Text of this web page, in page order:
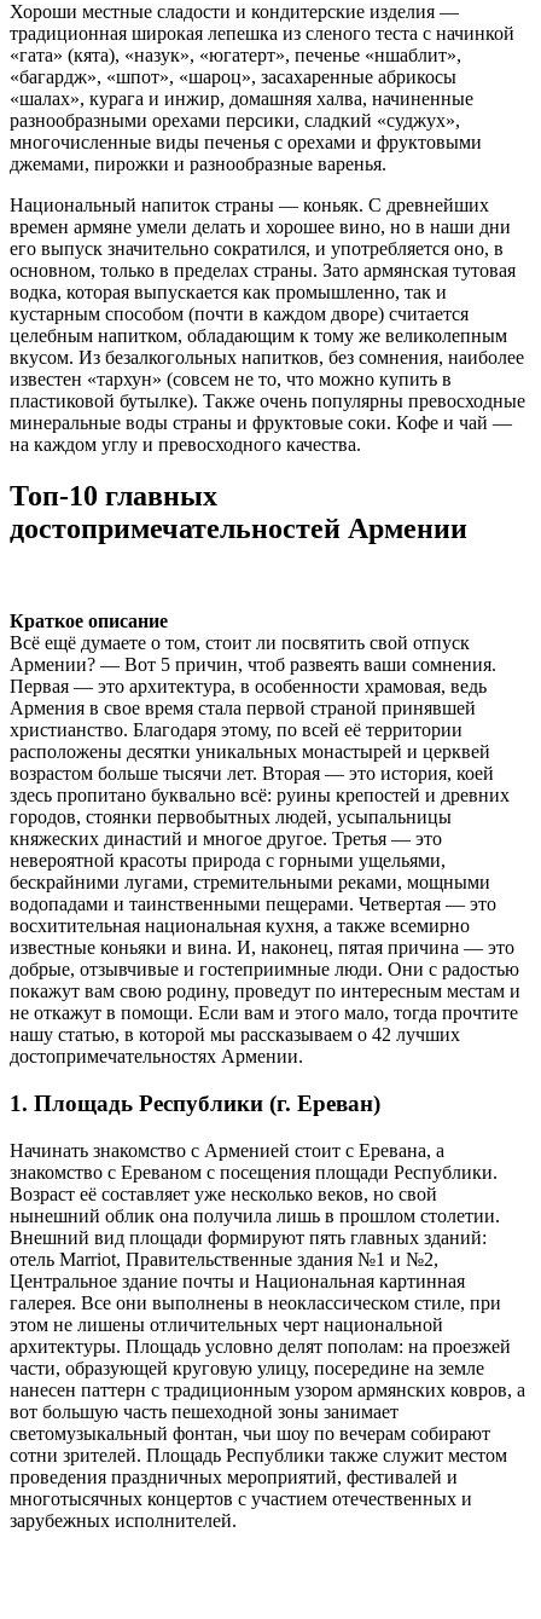
Хороши местные сладости и кондитерские изделия —
традиционная широкая лепешка из сленого теста с начинкой
«гата» (кята), «назук», «югатерт», печенье «ншаблит»,
«багардж», «шпот», «шароц», засахаренные абрикосы
«шалах», курага и инжир, домашняя халва, начиненные
разнообразными орехами персики, сладкий «суджух»,
многочисленные виды печенья с орехами и фруктовыми
джемами, пирожки и разнообразные варенья.
Национальный напиток страны — коньяк. С древнейших
времен армяне умели делать и хорошее вино, но в наши дни
его выпуск значительно сократился, и употребляется оно, в
основном, только в пределах страны. Зато армянская тутовая
водка, которая выпускается как промышленно, так и
кустарным способом (почти в каждом дворе) считается
целебным напитком, обладающим к тому же великолепным
вкусом. Из безалкогольных напитков, без сомнения, наиболее
известен «тархун» (совсем не то, что можно купить в
пластиковой бутылке). Также очень популярны превосходные
минеральные воды страны и фруктовые соки. Кофе и чай —
на каждом углу и превосходного качества.
Топ-10 главных
достопримечательностей Армении
Краткое описание
Всё ещё думаете о том, стоит ли посвятить свой отпуск
Армении? — Вот 5 причин, чтоб развеять ваши сомнения.
Первая — это архитектура, в особенности храмовая, ведь
Армения в свое время стала первой страной принявшей
христианство. Благодаря этому, по всей её территории
расположены десятки уникальных монастырей и церквей
возрастом больше тысячи лет. Вторая — это история, коей
здесь пропитано буквально всё: руины крепостей и древних
городов, стоянки первобытных людей, усыпальницы
княжеских династий и многое другое. Третья — это
невероятной красоты природа с горными ущельями,
бескрайними лугами, стремительными реками, мощными
водопадами и таинственными пещерами. Четвертая — это
восхитительная национальная кухня, а также всемирно
известные коньяки и вина. И, наконец, пятая причина — это
добрые, отзывчивые и гостеприимные люди. Они с радостью
покажут вам свою родину, проведут по интересным местам и
не откажут в помощи. Если вам и этого мало, тогда прочтите
нашу статью, в которой мы рассказываем о 42 лучших
достопримечательностях Армении.
1. Площадь Республики (г. Ереван)
Начинать знакомство с Арменией стоит с Еревана, а
знакомство с Ереваном с посещения площади Республики.
Возраст её составляет уже несколько веков, но свой
нынешний облик она получила лишь в прошлом столетии.
Внешний вид площади формируют пять главных зданий:
отель Marriot, Правительственные здания №1 и №2,
Центральное здание почты и Национальная картинная
галерея. Все они выполнены в неоклассическом стиле, при
этом не лишены отличительных черт национальной
архитектуры. Площадь условно делят пополам: на проезжей
части, образующей круговую улицу, посередине на земле
нанесен паттерн с традиционным узором армянских ковров, а
вот большую часть пешеходной зоны занимает
светомузыкальный фонтан, чьи шоу по вечерам собирают
сотни зрителей. Площадь Республики также служит местом
проведения праздничных мероприятий, фестивалей и
многотысячных концертов с участием отечественных и
зарубежных исполнителей.